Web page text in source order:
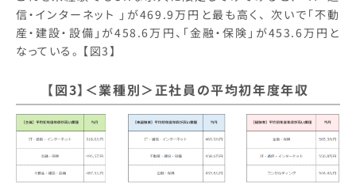
信・インターネット 」が469.9万円と最も高く、 次いで「不動
産・建設・設備」が458.6万円、「金融・保険」が453.6万円と
なっている。 【図3】
【図3】＜業種別＞正社員の平均初年度年収